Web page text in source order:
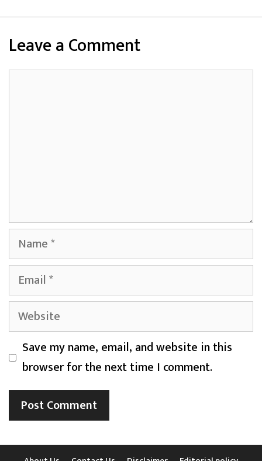
Leave a Comment
Name
Email
Website
Save my name, email, and website in this
browser for the next time I comment.